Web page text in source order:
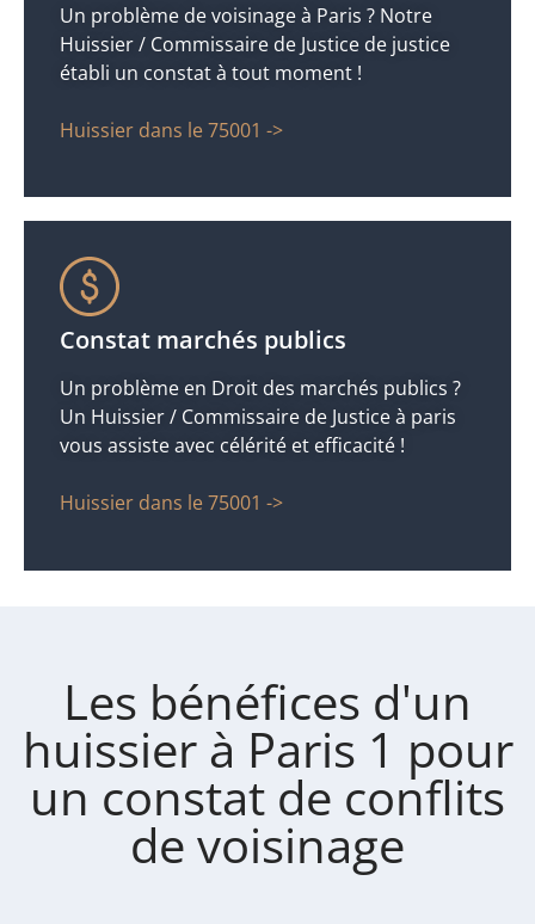
Un problème de voisinage à Paris ? Notre
Huissier / Commissaire de Justice de justice
établi un constat à tout moment !
Huissier dans le 75001 ->
Constat marchés publics
Un problème en Droit des marchés publics ?
Un Huissier / Commissaire de Justice à paris
vous assiste avec célérité et efficacité !
Huissier dans le 75001 ->
Les bénéfices d'un
huissier à Paris 1 pour
un constat de conflits
de voisinage